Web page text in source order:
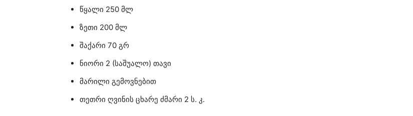
წყალი 250 მლ
ზეთი 200 მლ
შაქარი 70 გრ
ნიორი 2 (საშუალო) თავი
მარილი გემოვნებით
თეთრი ღვინის ცხარე ძმარი 2 ს. კ.